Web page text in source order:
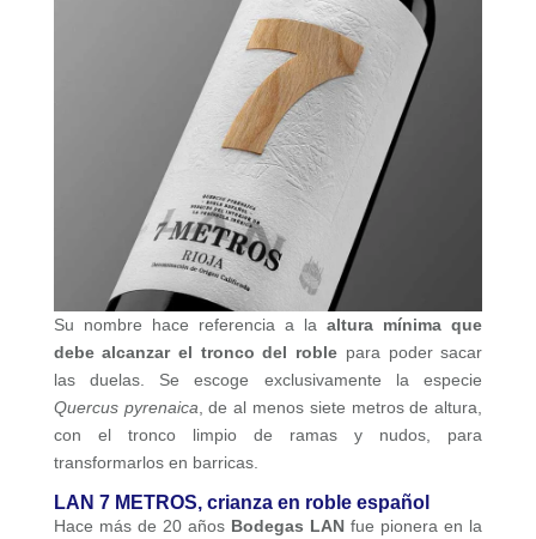
Su nombre hace referencia a laaltura mínima que
debe alcanzar el tronco del roble para poder sacar
las duelas. Se escoge exclusivamente la especie
Quercus pyrenaica , de al menos siete metros de altura,
con el tronco limpio de ramas y nudos, para
transformarlos en barricas.
LAN 7 METROS, crianza en roble español
Hace más de 20 años Bodegas LAN fue pionera en la